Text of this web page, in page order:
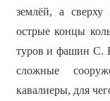
землёй, а
острые концы
туров и фашин С.
сложные
кавалиеры, для